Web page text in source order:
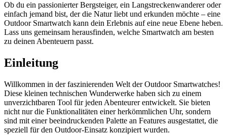
Ob du ein passionierter Bergsteiger, ein Langstreckenwanderer oder
einfach jemand bist, der die Natur liebt und erkunden möchte – eine
Outdoor Smartwatch kann dein Erlebnis auf eine neue Ebene heben.
Lass uns gemeinsam herausfinden, welche Smartwatch am besten
zu deinen Abenteuern passt.
Einleitung
Willkommen in der faszinierenden Welt der Outdoor Smartwatches!
Diese kleinen technischen Wunderwerke haben sich zu einem
unverzichtbaren Tool für jeden Abenteurer entwickelt. Sie bieten
nicht nur die Funktionalitäten einer herkömmlichen Uhr, sondern
sind mit einer beeindruckenden Palette an Features ausgestattet, die
speziell für den Outdoor-Einsatz konzipiert wurden.